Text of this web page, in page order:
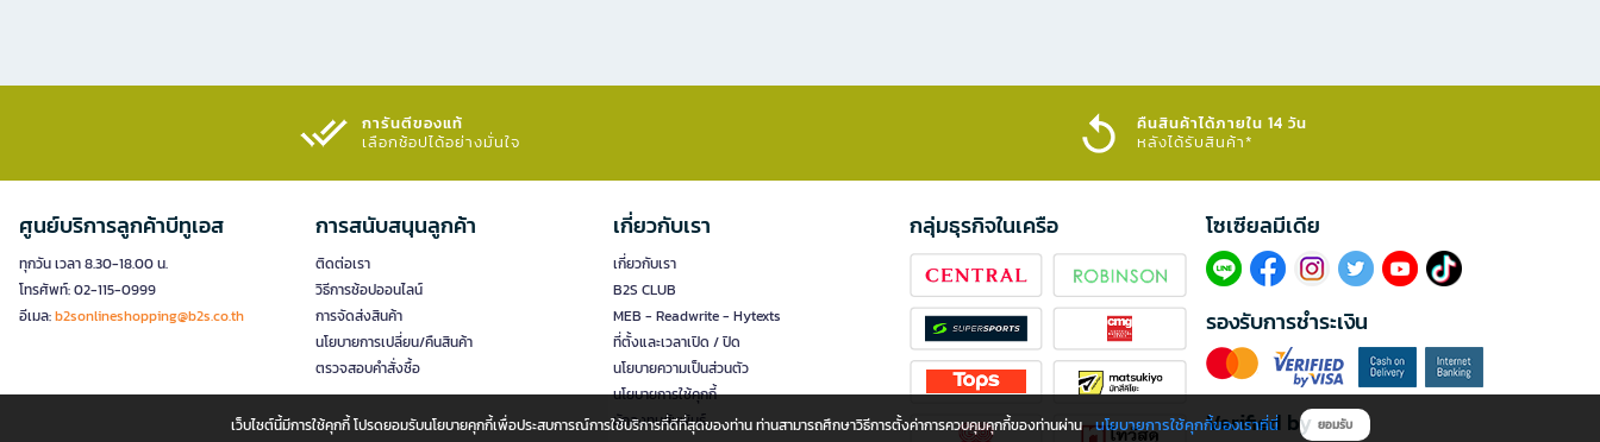
การันตีของแท้
เลือกช้อปได้อย่างมั่นใจ​
คืนสินค้าได้ภายใน 14 วัน
หลังได้รับสินค้า*
ศูนย์บริการลูกค้าบีทูเอส
ทุกวัน เวลา 8.30-18.00 น.
โทรศัพท์: 02-115-0999
อีเมล:b2sonlineshopping@b2s.co.th
การสนับสนุนลูกค้า
ติดต่อเรา
วิธีการช้อปออนไลน์
การจัดส่งสินค้า
นโยบายการเปลี่ยน/คืนสินค้า
ตรวจสอบคำสั่งซื้อ
เกี่ยวกับเรา
เกี่ยวกับเรา
B2S CLUB
MEB - Readwrite - Hytexts
ที่ตั้งและเวลาเปิด / ปิด
นโยบายความเป็นส่วนตัว
นโยบายการใช้คุกกี้
นักลงทุนสัมพันธ์
กลุ่มธุรกิจในเครือ โซเซียลมีเดีย​
รองรับการชำระเงิน
Verified by
เว็บไซต์นี้มีการใช้คุกกี้ โปรดยอมรับนโยบายคุกกี้เพื่อประสบการณ์การใช้บริการที่ดีที่สุดของท่าน ท่านสามารถศึกษาวิธีการตั้งค่าการควบคุมคุกกี้ของท่านผ่าน นโยบายการใช้คุกกี้ของเราที่นี่ ยอมรับ